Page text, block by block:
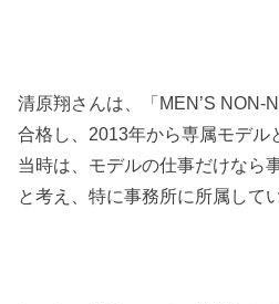
清原翔さんは、「MEN’S NON-
合格し、 2013年から専属モデル
当時は、モデルの仕事だけなら
と考え、特に事務所に所属して